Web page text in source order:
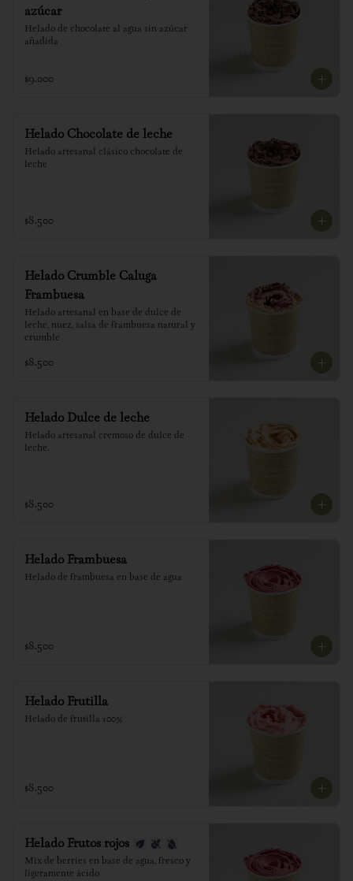
azúcar
Helado de chocolate al agua sin azúcar
añadida
$9.000
Helado Chocolate de leche
Helado artesanal clásico chocolate de
leche
$8.500
Helado Crumble Caluga
Frambuesa
Helado artesanal en base de dulce de
leche, nuez, salsa de frambuesa natural y
crumble
$8.500
Helado Dulce de leche
Helado artesanal cremoso de dulce de
leche.
$8.500
Helado Frambuesa
Helado de frambuesa en base de agua
$8.500
Helado Frutilla
Helado de frutilla 100%
$8.500
Helado Frutos rojos
Mix de berries en base de agua, fresco y
ligeramente ácido